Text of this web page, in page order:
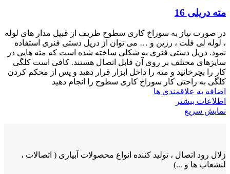
مته دریلی 16
در صورت نیاز به سوراخ کاری سطوح ظریف از قبیل مدار های لوله
، لوله لی فلت ، رزین و … می توان از دریل دستی فنری استفاده
نمود. دریل دستی فنری به شکلی ساخته شده است که مته هایی در
سایزهای مختلف بر روی آن قابل اتصال هستند. کافی است کلگی
کار را بچرخانید و مته را داخل ابزار قرار دهید و پس از محکم کردن
کلگی به راحتی کار سوراخ کاری سطوح را انجام دهید
اضافه به علاقمندی ها
اطلاعات بیشتر
نمایش سریع
زلال رود اتصال ، تولید کننده انواع محصولات آبیاری ( اتصالات ،
لنشعاب ها و ...)